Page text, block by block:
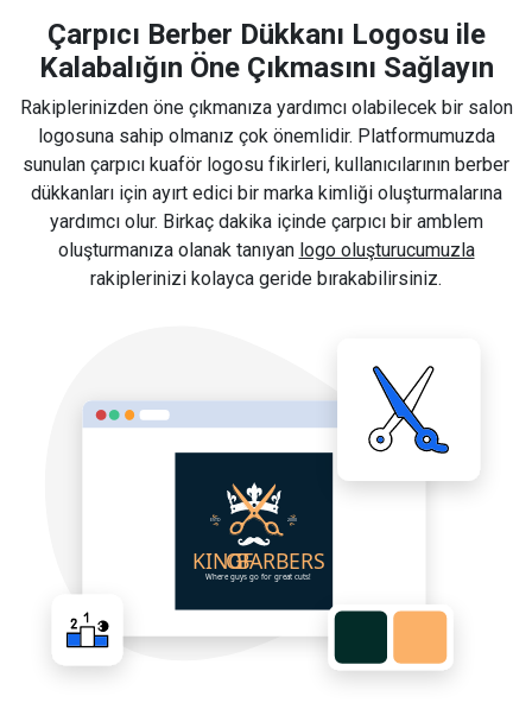
Çarpıcı Berber Dükkanı Logosu ile
Kalabalığın Öne Çıkmasını Sağlayın
Rakiplerinizden öne çıkmanıza yardımcı olabilecek bir salon
logosuna sahip olmanız çok önemlidir. Platformumuzda
sunulan çarpıcı kuaför logosu fikirleri, kullanıcılarının berber
dükkanları için ayırt edici bir marka kimliği oluşturmalarına
yardımcı olur. Birkaç dakika içinde çarpıcı bir amblem
oluşturmanıza olanak tanıyan logo oluşturucumuzla
rakiplerinizi kolayca geride bırakabilirsiniz.